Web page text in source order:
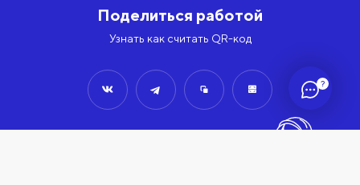
?
Поделиться работой
Узнать как считать QR-код